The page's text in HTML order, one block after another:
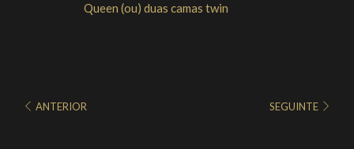
Queen (ou) duas camas twin
ANTERIOR SEGUINTE